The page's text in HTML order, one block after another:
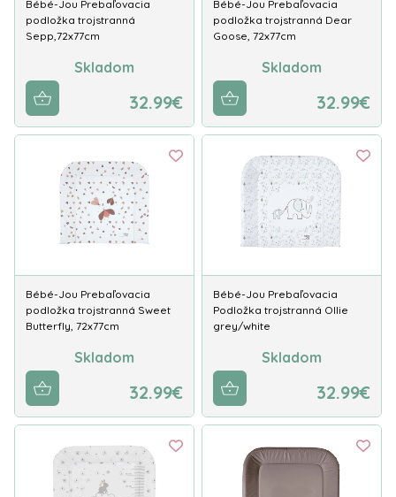
Bébé-Jou Prebaľovacia
podložka trojstranná
Sepp,72x77cm
Skladom
32.99€
Bébé-Jou Prebaľovacia
podložka trojstranná Dear
Goose, 72x77cm
Skladom
32.99€
Bébé-Jou Prebaľovacia
podložka trojstranná Sweet
Butterfly, 72x77cm
Skladom
32.99€
Bébé-Jou Prebaľovacia
Podložka trojstranná Ollie
grey/white
Skladom
32.99€